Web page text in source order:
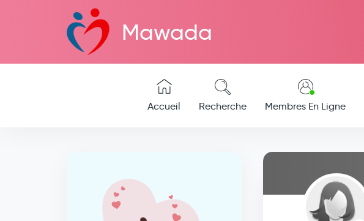
Mawada
Accueil Recherche Membres En Ligne